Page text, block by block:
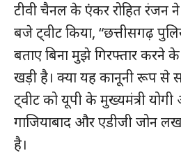
टीवी चैनल के एंकर रोहित रंजन
बजे ट्वीट किया, “छत्तीसगढ़
बताए बिना मुझे गिरफ्तार करने
खड़ी है। क्या यह कानूनी रूप से
ट्वीट को यूपी के मुख्यमंत्री
गाजियाबाद और एडीजी जोन
है।